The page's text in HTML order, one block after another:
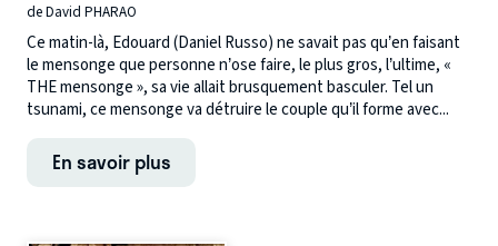
de David PHARAO
Ce matin-là, Edouard (Daniel Russo) ne savait pas qu’en faisant
le mensonge que personne n’ose faire, le plus gros, l’ultime, «
THE mensonge », sa vie allait brusquement basculer. Tel un
tsunami, ce mensonge va détruire le couple qu’il forme avec...
En savoir plus